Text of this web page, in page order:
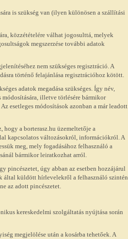
is szükség van (ilyen különösen a szállítási
közzétételére válhat jogosulttá, melyek
megszerzése további adatok
nem szükséges regisztráció. A
történő felajánlása regisztrációhoz kötött.
adatok megadása szükséges. Így név,
módosítására, illetve törlésére bármikor
esetleges módosítások azonban a már leadott
hogy a borterasz.hu üzemeltetője a
kapcsolatos változásokról, információkról. A
meg, mely fogadásához felhasználó a
bármikor leiratkozhat arról.
pincészetet, úgy abban az esetben hozzájárul
által küldött hírlevelekről a felhasználó szintén
az adott pincészetet.
kereskedelmi szolgáltatás nyújtása során
megjelölése után a kosárba tehetőek. A